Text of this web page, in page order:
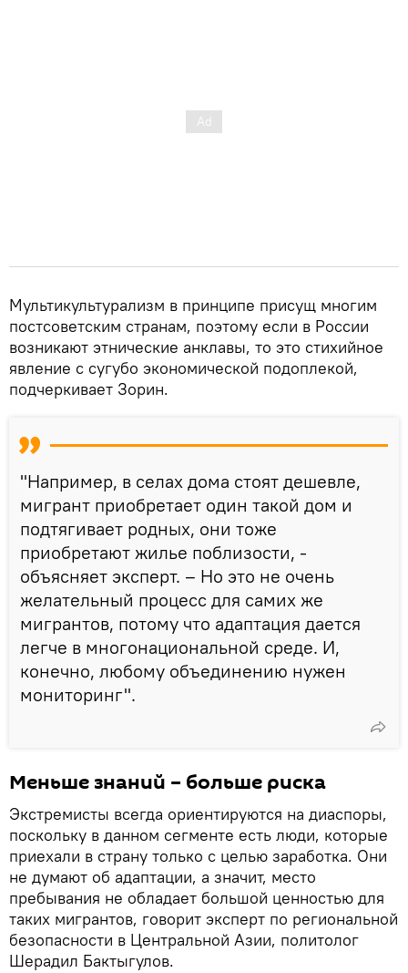
Мультикультурализм в принципе присущ многим
постсоветским странам, поэтому если в России
возникают этнические анклавы, то это стихийное
явление с сугубо экономической подоплекой,
подчеркивает Зорин.
"Например, в селах дома стоят дешевле,
мигрант приобретает один такой дом и
подтягивает родных, они тоже
приобретают жилье поблизости, -
объясняет эксперт. – Но это не очень
желательный процесс для самих же
мигрантов, потому что адаптация дается
легче в многонациональной среде. И,
конечно, любому объединению нужен
мониторинг".
Меньше знаний – больше риска
Экстремисты всегда ориентируются на диаспоры,
поскольку в данном сегменте есть люди, которые
приехали в страну только с целью заработка. Они
не думают об адаптации, а значит, место
пребывания не обладает большой ценностью для
таких мигрантов, говорит эксперт по региональной
безопасности в Центральной Азии, политолог
Шерадил Бактыгулов.